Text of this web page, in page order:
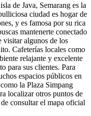
de Java, Semarang es la
ciudad es hogar de
y es famosa por su rica
mantenerte conectado
visitar algunos de los
Cafeterías locales como
relajante y excelente
para sus clientes. Para
espacios públicos en
la Plaza Simpang
localizar otros puntos de
consultar el mapa oficial